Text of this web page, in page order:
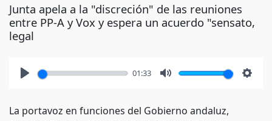
Junta apela a la "discreción" de las reuniones
entre PP-A y Vox y espera un acuerdo "sensato,
legal
01:33
La portavoz en funciones del Gobierno andaluz,